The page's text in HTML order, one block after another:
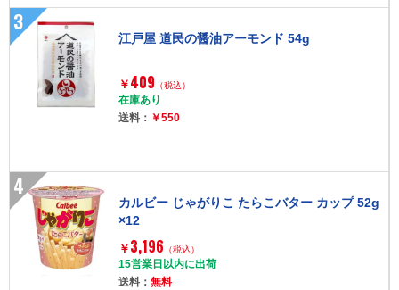
3
江戸屋 道民の醤油アーモンド 54g
￥ 409 （税込）
在庫あり
送料： ￥550
4
カルビー じゃがりこ たらこバター カップ 52g
×12
￥ 3,196 （税込）
15営業日以内に出荷
送料：無料